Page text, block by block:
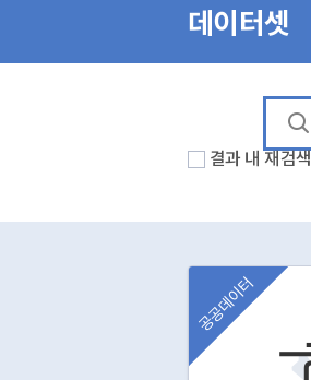
데이터셋
결과 내 재검색
공공데이터